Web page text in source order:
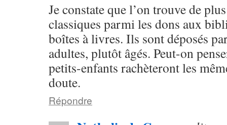
Je constate que l’on trouve de
classiques parmi les dons aux
boîtes à livres. Ils sont déposés
adultes, plutôt âgés. Peut-on
petits-enfants rachèteront les
doute.
Répondre